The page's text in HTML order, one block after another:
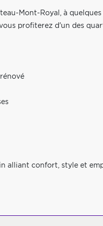
Mont-Royal, à
profiterez d'un des
alliant confort, style et